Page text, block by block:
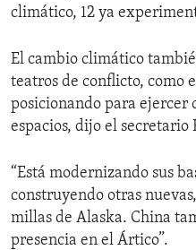
climático, 12 ya
El cambio climático
teatros de conflicto, como
posicionando para ejercer
espacios, dijo el secretario
“Está modernizando sus
construyendo otras
millas de Alaska. China
presencia en el Ártico”.